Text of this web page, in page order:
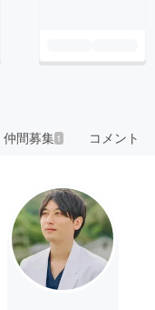
仲間募集 1 コメント